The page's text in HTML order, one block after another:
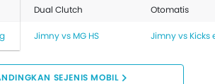
Dual Clutch Otomatis
Jimny vs MG HS Jimny vs Kicks
SEJENIS MOBIL